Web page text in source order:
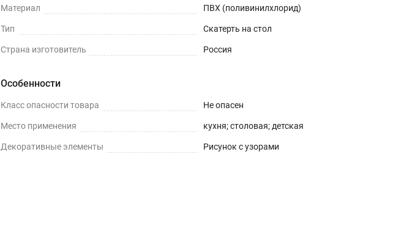
Материал ПВХ (поливинилхлорид)
Тип Скатерть на стол
Страна изготовитель Россия
Особенности
Класс опасности товара Не опасен
Место применения кухня; столовая; детская
Декоративные элементы Рисунок с узорами